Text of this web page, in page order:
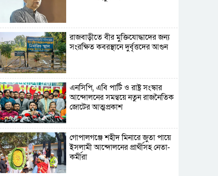
রাজবাড়ীতে বীর মুক্তিযোদ্ধাদের জন্য
সংরক্ষিত কবরস্থানে দুর্বৃত্তদের আগুন
এনসিপি, এবি পার্টি ও রাষ্ট্র সংস্কার
আন্দোলনের সমন্বয়ে নতুন রাজনৈতিক
জোটের আত্মপ্রকাশ
গোপালগঞ্জে শহীদ মিনারে জুতা পায়ে
ইসলামী আন্দোলনের প্রার্থীসহ নেতা-
কর্মীরা